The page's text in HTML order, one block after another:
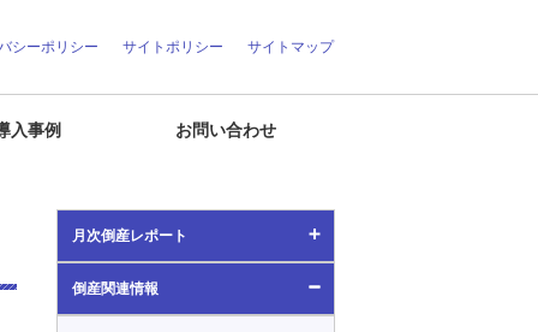
シーポリシー サイトポリシー サイトマップ
入事例 お問い合わせ
月次倒産レポート
月次倒産レポート
倒産関連情報